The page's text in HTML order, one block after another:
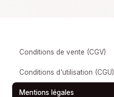
Conditions de vente (CGV)
Conditions d'utilisation (CGU)
Mentions légales